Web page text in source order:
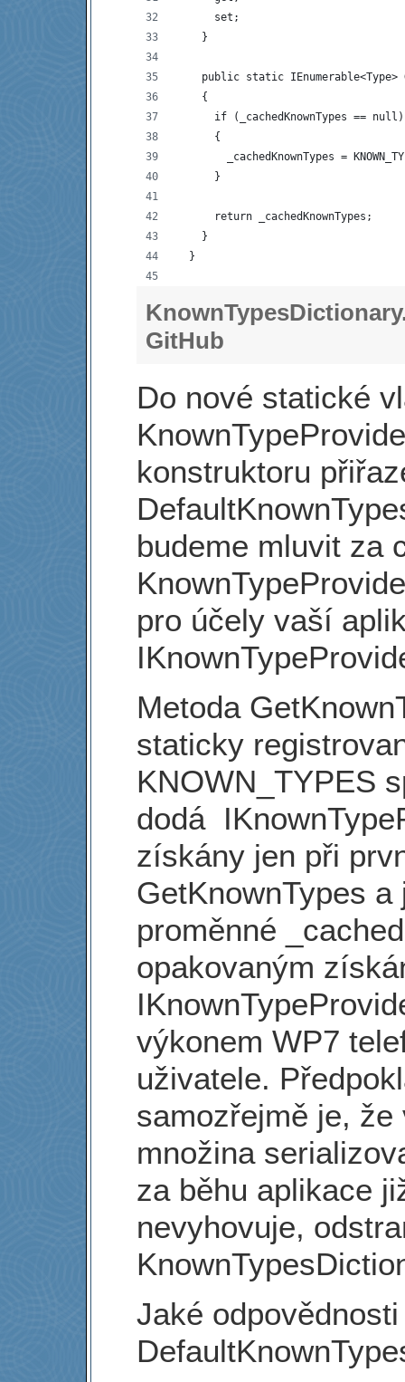
      set;
    }
public static IEnumerable<Type>
    {
      if (_cachedKnownTypes == null)
      {
_cachedKnownTypes =
      }
      return _cachedKnownTypes;
    }
  }
GitHub
Do nové statické
konstruktoru
budeme mluvit za
pro účely vaší
Metoda
staticky
KNOWN_TYPES
dodá
získány jen při
GetKnownTypes
proměnné
opakovaným
výkonem WP7
uživatele.
samozřejmě je,
množina
za běhu aplikace
nevyhovuje,
Jaké